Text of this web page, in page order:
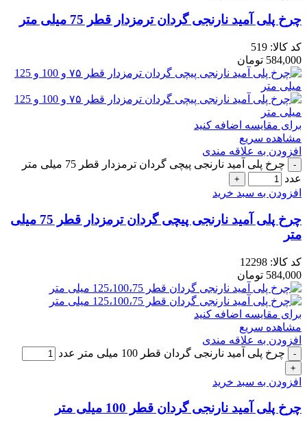
چرخ پلی آمید نارنجی گردان ترمزدار قطر 75 میلی متر
کد کالا: 519
584,000 تومان
برای مقایسه اضافه کنید
مشاهده سریع
افزودن به علاقه مندی
چرخ پلی آمید نارنجی پیچی گردان ترمزدار قطر 75 میلی متر
عدد
افزودن به سبد خرید
چرخ پلی آمید نارنجی پیچی گردان ترمزدار قطر 75 میلی
متر
کد کالا: 12298
584,000 تومان
برای مقایسه اضافه کنید
مشاهده سریع
افزودن به علاقه مندی
چرخ پلی آمید نارنجی گردان قطر 100 میلی متر عدد
افزودن به سبد خرید
چرخ پلی آمید نارنجی گردان قطر 100 میلی متر